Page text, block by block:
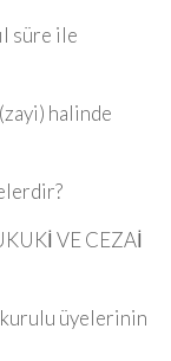
süre ile
halinde
VE CEZAİ
üyelerinin